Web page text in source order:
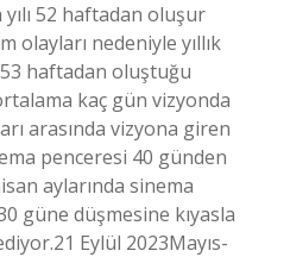
52 haftadan oluşur
olayları nedeniyle yıllık
53 haftadan oluştuğu
kaç gün vizyonda
arasında vizyona giren
penceresi 40 günden
aylarında sinema
güne düşmesine kıyasla
Eylül 2023Mayıs-